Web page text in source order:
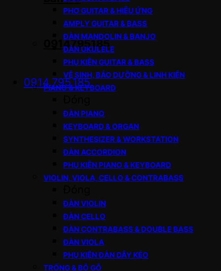
0914795185
0914.795.185
PHƠ GUITAR & HIỆU ỨNG
AMPLY GUITAR & BASS
ĐÀN MANDOLIN & BANJO
ĐÀN UKULELE
PHỤ KIỆN GUITAR & BASS
VỆ SINH, BẢO DƯỠNG & LINH KIỆN
PIANO & KEYBOARD
ĐÀN PIANO
KEYBOARD & ORGAN
SYNTHESIZER & WORKSTATION
ĐÀN ACCORDION
PHỤ KIỆN PIANO & KEYBOARD
VIOLIN, VIOLA, CELLO & CONTRABASS
ĐÀN VIOLIN
ĐÀN CELLO
ĐÀN CONTRABASS & DOUBLE BASS
ĐÀN VIOLA
PHỤ KIỆN ĐÀN DÂY KÉO
TRỐNG & BỘ GÕ